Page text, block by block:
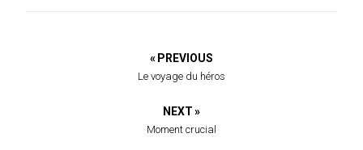
« PREVIOUS
Le voyage du héros
NEXT »
Moment crucial